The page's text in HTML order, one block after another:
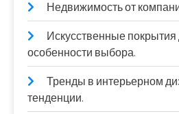
Недвижимость от
Искусственные покрытия
особенности выбора.
Тренды в интерьерном
тенденции.